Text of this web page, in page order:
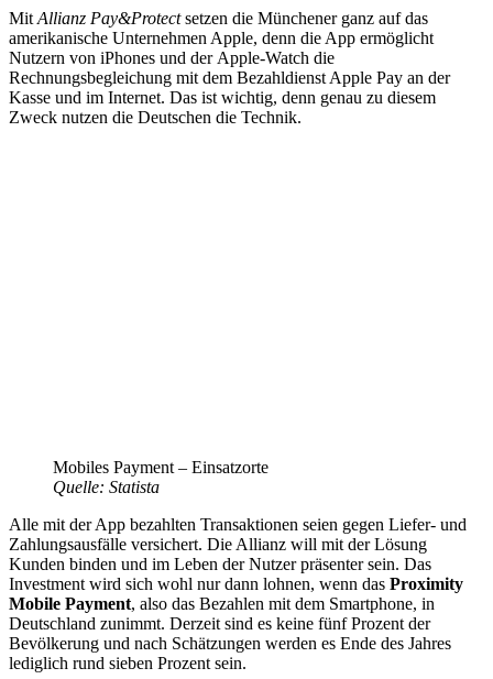
MitAllianz Pay&Protectsetzen die Münchener ganz auf das
amerikanische Unternehmen Apple, denn die App ermöglicht
Nutzern von iPhones und der Apple-Watch die
Rechnungsbegleichung mit dem Bezahldienst Apple Pay an der
Kasse und im Internet. Das ist wichtig, denn genau zu diesem
Zweck nutzen die Deutschen die Technik.
Mobiles Payment – Einsatzorte
Quelle: Statista
Alle mit der App bezahlten Transaktionen seien gegen Liefer- und
Zahlungsausfälle versichert. Die Allianz will mit der Lösung
Kunden binden und im Leben der Nutzer präsenter sein. Das
Investment wird sich wohl nur dann lohnen, wenn das Proximity
Mobile Payment, also das Bezahlen mit dem Smartphone, in
Deutschland zunimmt. Derzeit sind es keine fünf Prozent der
Bevölkerung und nach Schätzungen werden es Ende des Jahres
lediglich rund sieben Prozent sein.